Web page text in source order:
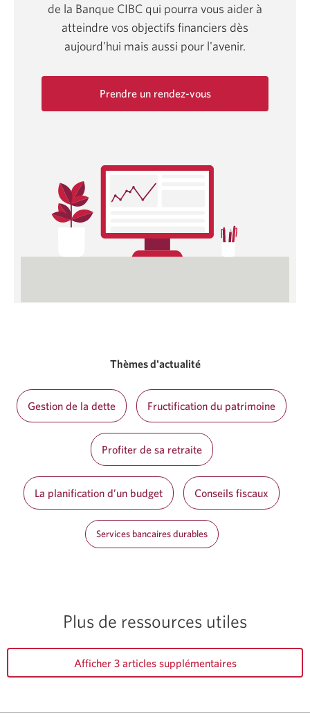
de la Banque CIBC qui pourra vous aider à
atteindre vos objectifs financiers dès
aujourd'hui mais aussi pour l'avenir.
Prendre un rendez-vous
Thèmes d'actualité
Gestion de la dette Fructification du patrimoine
Profiter de sa retraite
La planification d’un budget Conseils fiscaux
Services bancaires durables
Plus de ressources utiles
Afficher 3 articles supplémentaires